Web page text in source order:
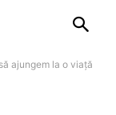
ajungem la o viață